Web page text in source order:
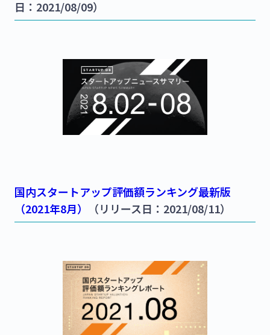
日：2021/08/09）
国内スタートアップ評価額ランキング最新版
（2021年8月）
（リリース日：2021/08/11）